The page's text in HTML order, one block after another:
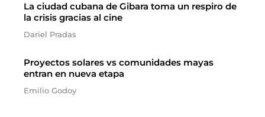
La ciudad cubana de Gibara toma un respiro de
la crisis gracias al cine
Dariel Pradas
Proyectos solares vs comunidades mayas
entran en nueva etapa
Emilio Godoy